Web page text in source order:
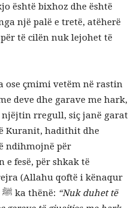
është bixhoz dhe është
një palë e tretë, atëherë
të cilën nuk lejohet të
ose çmimi vetëm në rastin
deve dhe garave me hark,
njëjtin rregull, siç janë garat
Kuranit, hadithit dhe
ndihmojnë për
e fesë, për shkak të
(Allahu qoftë i kënaqur
me të), sipas të cilit Profeti ﷺ ka thënë: “Nuk duhet të